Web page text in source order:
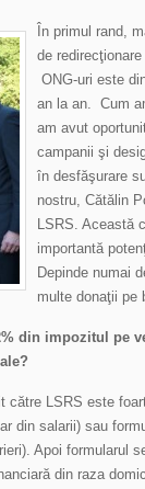
În primul rand,
de
ONG-uri este
an la an. Cum
am avut
campanii şi
în desfăşurare
nostru, Cătălin
LSRS. Această
importantă
Depinde numai
multe donaţii pe
din impozitul pe
către LSRS este
din salarii) sau
Apoi formularul
din raza